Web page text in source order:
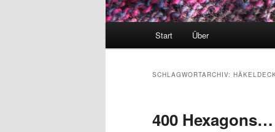
Start Über
SCHLAGWORTARCHIV:
400 Hexagons…